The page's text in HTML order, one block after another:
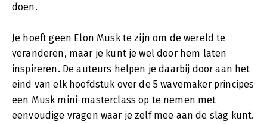
doen.
Je hoeft geen Elon Musk te zijn om de wereld te
veranderen, maar je kunt je wel door hem laten
inspireren. De auteurs helpen je daarbij door aan het
eind van elk hoofdstuk over de 5 wavemaker principes
een Musk mini-masterclass op te nemen met
eenvoudige vragen waar je zelf mee aan de slag kunt.